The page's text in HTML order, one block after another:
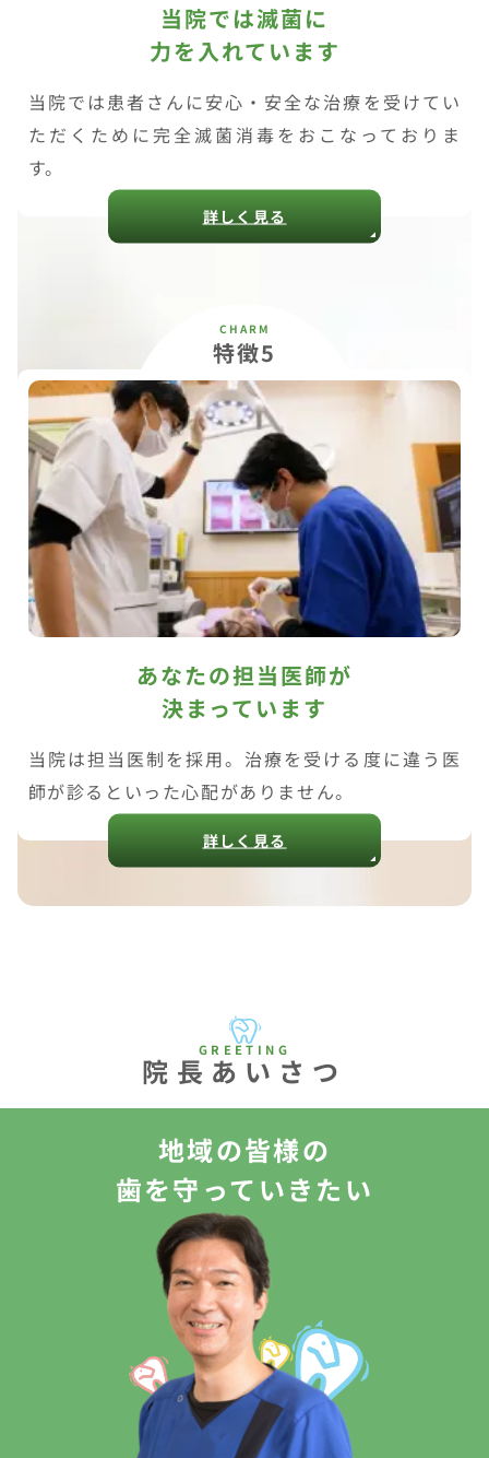
当院では滅菌に
力を入れています
当院では患者さんに安心・安全な治療を受けてい
ただくために完全滅菌消毒をおこなっておりま
す。
詳しく見る
特徴5
あなたの担当医師が
決まっています
当院は担当医制を採用。治療を受ける度に違う医
師が診るといった心配がありません。
詳しく見る
院長あいさつ
地域の皆様の
歯を守っていきたい